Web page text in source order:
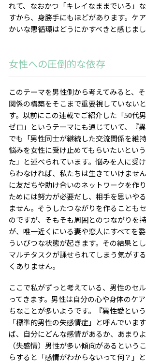
れて、なおかつ「キレイなままでいろ」
すから、身勝手にもほどがあります。ケ
かいな悪循環はどうにかすべきと感じまし
女性への圧倒的な依存
このテーマを男性側から考えてみると、
関係の構築をそこまで重要視していない
す。以前にこの連載でご紹介した「50代
ゼロ」というテーマにも通じていて、『
でも「男性同士が継続した交流関係を維
悩みを女性に受け止めてもらいたいとい
た」と述べられています。悩みを人に受
らわなければ、私たちは生きていけませ
に友だちや助け合いのネットワークを作
ためには努力が必要だし、相手を思いや
ません。そうしたつながりを作ることも
のですが、そもそも周囲とのつながりを
が、唯一近くにいる妻や恋人にすべてを
ういびつな状態が起きます。その結果と
マルチタスクが課せられてしまう気がす
くありません。
ここで私がずっと考えている、男性のセ
ってきます。男性は自分の心や身体のケ
ちなことが多いようです。『異性愛とい
「標準的男性の失感情症」と呼んでいま
ば、自分にどんな感情があるか、あまり
（失感情）男性が多い傾向があるという
らすると「感情がわからないって何？」